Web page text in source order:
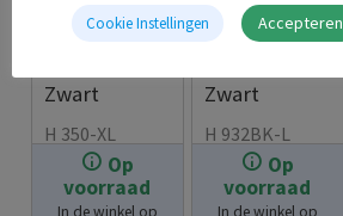
Op
voorraad
In de winkel op
Zwart
18.99
H 350-XL
Op
voorraad
In de winkel op
Second Life
Zwart
11.99
H 932BK-L
Cookie Instellingen Accepteren